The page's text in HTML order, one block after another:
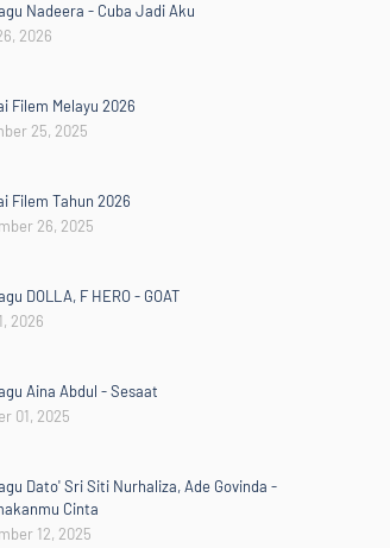
Nadeera - Cuba Jadi Aku
2026
Filem Melayu 2026
25, 2025
Filem Tahun 2026
26, 2025
DOLLA, F HERO - GOAT
2026
Aina Abdul - Sesaat
01, 2025
Dato' Sri Siti Nurhaliza, Ade Govinda -
Cinta
12, 2025